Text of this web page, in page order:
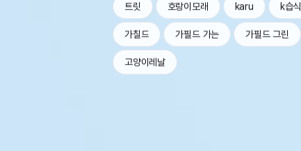
트릿 호랑이모래 karu k습식
가칠드 가필드 가는 가필드 그린
고양이레날